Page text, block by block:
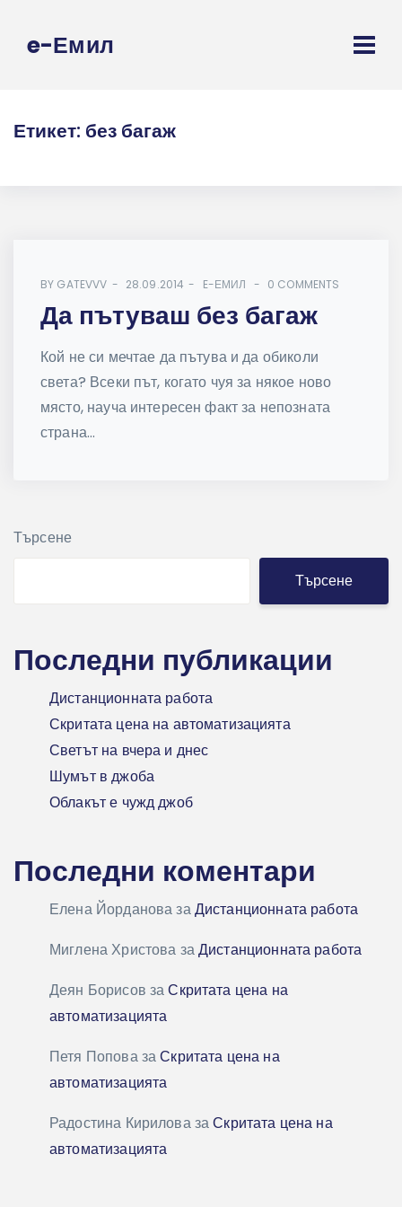
e-Емил
Етикет: без багаж
BY GATEVVV 28.09.2014 E-ЕМИЛ 0 COMMENTS
Да пътуваш без багаж
Кой не си мечтае да пътува и да обиколи
света? Всеки път, когато чуя за някое ново
място, науча интересен факт за непозната
страна...
Търсене
Търсене
Последни публикации
Дистанционната работа
Скритата цена на автоматизацията
Светът на вчера и днес
Шумът в джоба
Облакът е чужд джоб
Последни коментари
Елена ЙордановазаДистанционната работа
Миглена Христова заДистанционната работа
Деян Борисов заСкритата цена на
автоматизацията
Петя ПоповазаСкритата цена на
автоматизацията
Радостина КириловазаСкритата цена на
автоматизацията